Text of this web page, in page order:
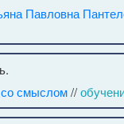
Павловна
смыслом//